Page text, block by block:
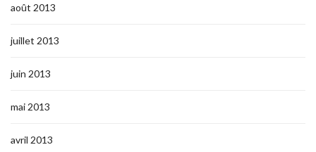
août 2013
juillet 2013
juin 2013
mai 2013
avril 2013